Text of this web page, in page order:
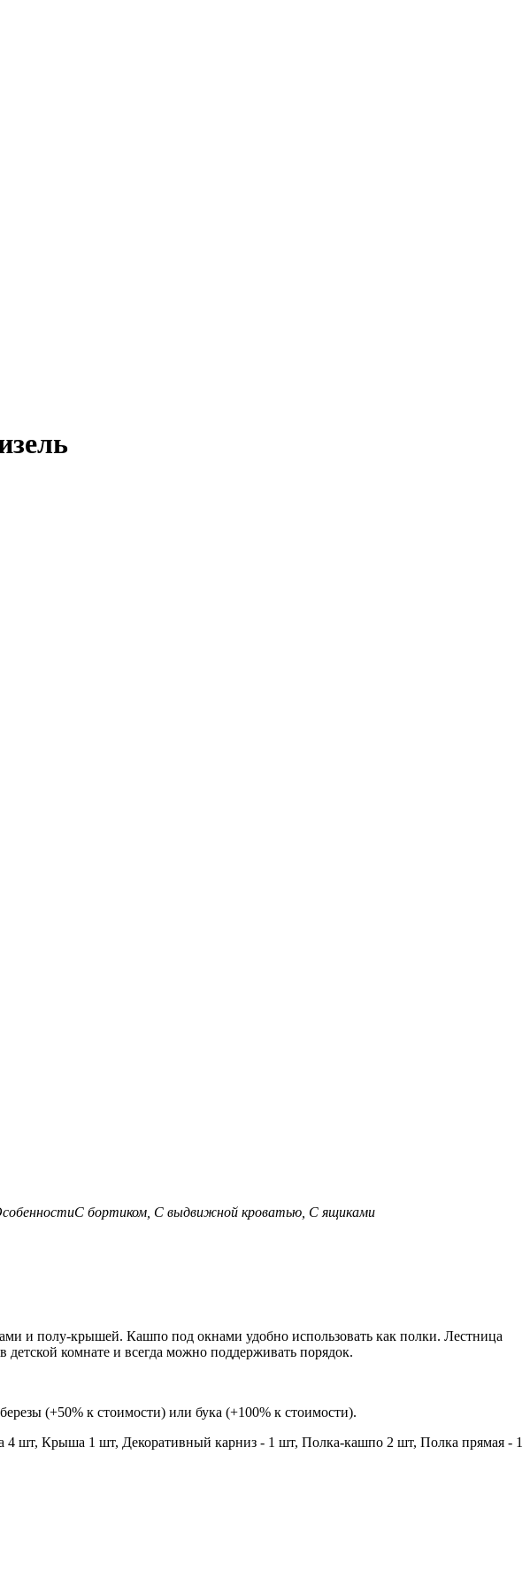
С бортиком, С выдвижной кроватью, С ящиками
и полу-крышей. Кашпо под окнами удобно использовать как полки. Лестница
комнате и всегда можно поддерживать порядок.
(+50% к стоимости) или бука (+100% к стоимости).
шт, Крыша 1 шт, Декоративный карниз - 1 шт, Полка-кашпо 2 шт, Полка прямая - 1